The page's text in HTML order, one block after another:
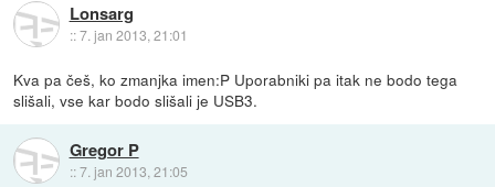
Lonsarg
::7. jan 2013, 21:01
Kva pa češ, ko zmanjka imen:P Uporabniki pa itak ne bodo tega
slišali, vse kar bodo slišali je USB3.
Gregor P
::7. jan 2013, 21:05